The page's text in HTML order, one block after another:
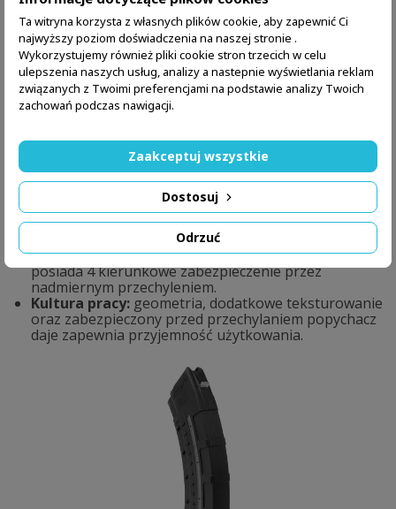
dodatkową ochronę przy upadaniu magazynka.
Cechy magazynka RBT-AKM30
wykonana z polimeru wzmacnianego
włóknem szklanym oraz stalowymi elementami
zaczepów i grzbietu wewnąrz. Z wyraźnym
teksturowaniem ułatwiającym chwyt oraz
przeziernikiem. Popychacz w niebieskim kolorze
posiada 4 kierunkowe zabezpieczenie przez
nadmiernym przechyleniem.
Kultura pracy: geometria, dodatkowe teksturowanie
oraz zabezpieczony przed przechylaniem popychacz
daje zapewnia przyjemność użytkowania.
Ta witryna korzysta z własnych plików cookie, aby zapewnić Ci
najwyższy poziom doświadczenia na naszej stronie .
Wykorzystujemy również pliki cookie stron trzecich w celu
ulepszenia naszych usług, analizy a nastepnie wyświetlania reklam
związanych z Twoimi preferencjami na podstawie analizy Twoich
zachowań podczas nawigacji.
Odrzuć
Dostosuj
Zaakceptuj wszystkie